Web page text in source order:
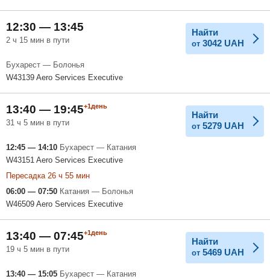
12:30 — 13:45
2 ч 15 мин в пути
Найти
от 3042 UAH
Бухарест — Болонья
W43139 Aero Services Executive
13:40 — 19:45+1день
31 ч 5 мин в пути
Найти
от 5279 UAH
12:45 — 14:10 Бухарест — Катания
W43151 Aero Services Executive
Пересадка 26 ч 55 мин
06:00 — 07:50 Катания — Болонья
W46509 Aero Services Executive
13:40 — 07:45+1день
19 ч 5 мин в пути
Найти
от 5469 UAH
13:40 — 15:05 Бухарест — Катания